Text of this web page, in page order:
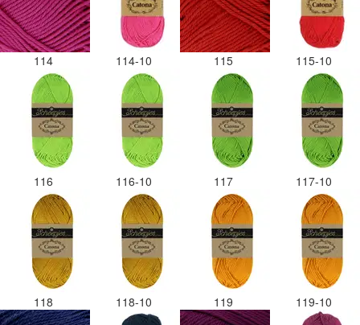
114 114-10 115 115-10
116 116-10 117 117-10
118 118-10 119 119-10